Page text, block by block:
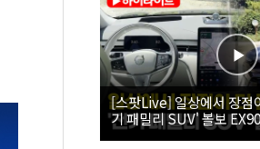
[스팟Live] 일상에서 장점
기 패밀리 SUV' 볼보 EX90